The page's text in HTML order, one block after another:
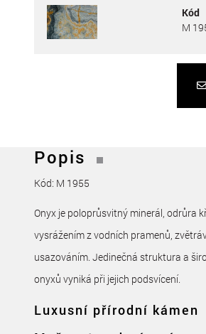
Kód
M
Popis
Kód: M 1955
Onyx je poloprůsvitný minerál, odrůra
vysrážením z vodních pramenů,
usazováním. Jedinečná struktura a
onyxů vyniká při jejich podsvícení.
Luxusní přírodní kámen